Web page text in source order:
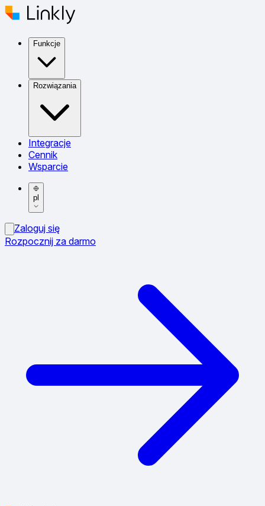
Funkcje
Rozwiązania
Integracje
Cennik
Wsparcie
pl
Zaloguj się
Rozpocznij za darmo